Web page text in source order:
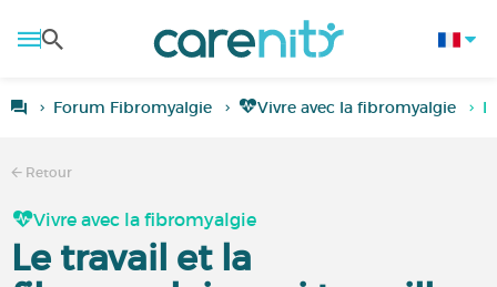
Forum Fibromyalgie Vivre avec la fibromyalgie
Retour
Vivre avec la fibromyalgie
Le travail et la